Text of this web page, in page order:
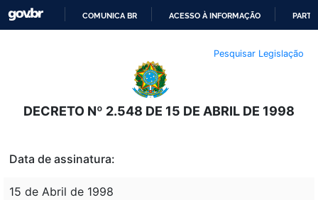
O
CONTEÚDO
COMUNICA BR ACESSO À INFORMAÇÃO
Pesquisar Legislação
DECRETO Nº 2.548 DE 15 DE ABRIL DE 1998
Data de assinatura:
15 de Abril de 1998